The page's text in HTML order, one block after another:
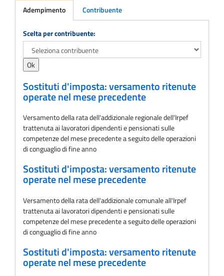
Adempimento Contribuente
Adempimento
Scelta per contribuente:
Sostituti d'imposta: versamento ritenute
operate nel mese precedente
Versamento della rata dell'addizionale regionale dell'Irpef
trattenuta ai lavoratori dipendenti e pensionati sulle
competenze del mese precedente a seguito delle operazioni
di conguaglio di fine anno
Sostituti d'imposta: versamento ritenute
operate nel mese precedente
Versamento della rata dell'addizionale comunale all'Irpef
trattenuta ai lavoratori dipendenti e pensionati sulle
competenze del mese precedente a seguito delle operazioni
di conguaglio di fine anno
Sostituti d'imposta: versamento ritenute
operate nel mese precedente